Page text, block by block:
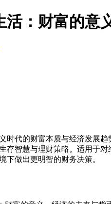
活：财富的意
时代的财富本质与经济发展
存智慧与理财策略。适用于
下做出更明智的财务决策。